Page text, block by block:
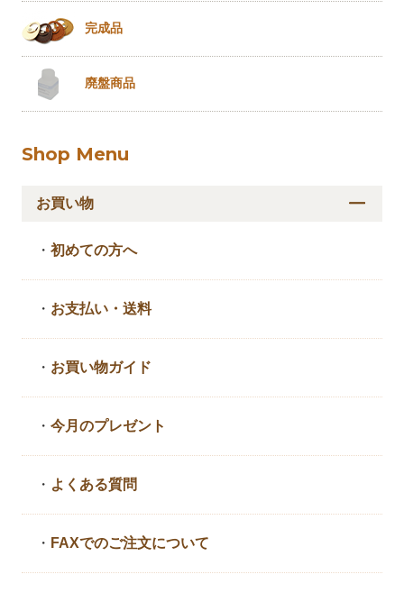
完成品
廃盤商品
Shop Menu
お買い物
・初めての方へ
・ お支払い・送料
・ お買い物ガイド
・今月のプレゼント
・ よくある質問
・ FAXでのご注文について